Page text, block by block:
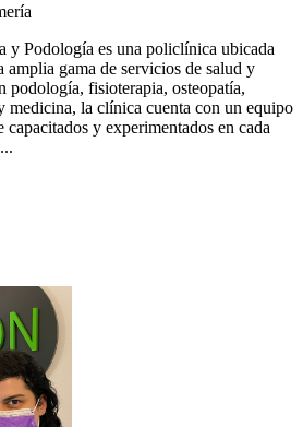
y Podología es una policlínica ubicada
amplia gama de servicios de salud y
podología, fisioterapia, osteopatía,
medicina, la clínica cuenta con un equipo
capacitados y experimentados en cada